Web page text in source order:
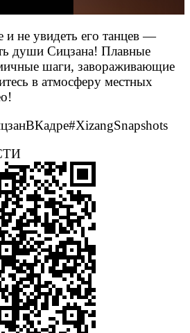
не увидеть его танцев —
души Сицзана! Плавные
шаги, завораживающие
в атмосферу местных